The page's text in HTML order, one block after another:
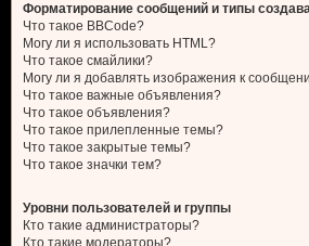
Форматирование сообщений и типы
Что такое BBCode?
Могу ли я использовать HTML?
Что такое смайлики?
Могу ли я добавлять изображения к
Что такое важные объявления?
Что такое объявления?
Что такое прилепленные темы?
Что такое закрытые темы?
Что такое значки тем?
Уровни пользователей и группы
Кто такие администраторы?